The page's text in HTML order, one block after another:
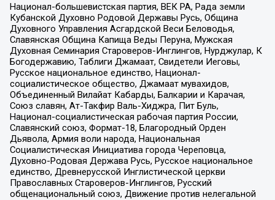
Национал-большевистская партия, ВЕК РА, Рада земли
Кубанской Духовно Родовой Державы Русь, Община
Духовного Управления Асгардской Веси Беловодья,
Славянская Община Капища Веды Перуна, Мужская
Духовная Семинария Староверов-Инглингов, Нурджулар, К
Богодержавию, Таблиги Джамаат, Свидетели Иеговы,
Русское национальное единство, Национал-
социалистическое общество, Джамаат мувахидов,
Объединенный Вилайат Кабарды, Балкарии и Карачая,
Союз славян, Ат-Такфир Валь-Хиджра, Пит Буль,
Национал-социалистическая рабочая партия России,
Славянский союз, Формат-18, Благородный Орден
Дьявола, Армия воли народа, Национальная
Социалистическая Инициатива города Череповца,
Духовно-Родовая Держава Русь, Русское национальное
единство, Древнерусской Инглистической церкви
Православных Староверов-Инглингов, Русский
общенациональный союз, Движение против нелегальной